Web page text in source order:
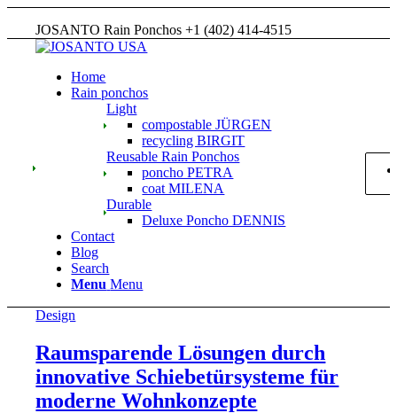
JOSANTO Rain Ponchos +1 (402) 414-4515
Home
Rain ponchos
Light
compostable JÜRGEN
recycling BIRGIT
Reusable Rain Ponchos
poncho PETRA
coat MILENA
Durable
Deluxe Poncho DENNIS
Contact
Blog
Search
Menu Menu
Design
Raumsparende Lösungen durch
innovative Schiebetürsysteme für
moderne Wohnkonzepte